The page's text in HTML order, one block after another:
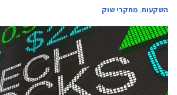
השקעות, מחקרי שוק